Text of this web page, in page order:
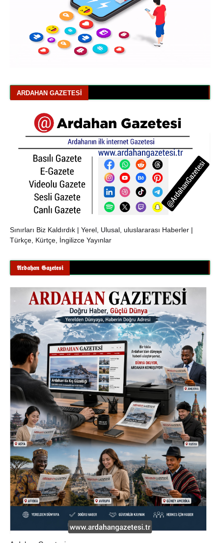
ARDAHAN GAZETESI
Sınırları Biz Kaldırdık | Yerel, Ulusal, uluslararası Haberler |
Türkçe, Kürtçe, İngilizce Yayınlar
𝕬𝖗𝖉𝖆𝖍𝖆𝖓 𝕲𝖆𝖟𝖊𝖙𝖊𝖘𝖎